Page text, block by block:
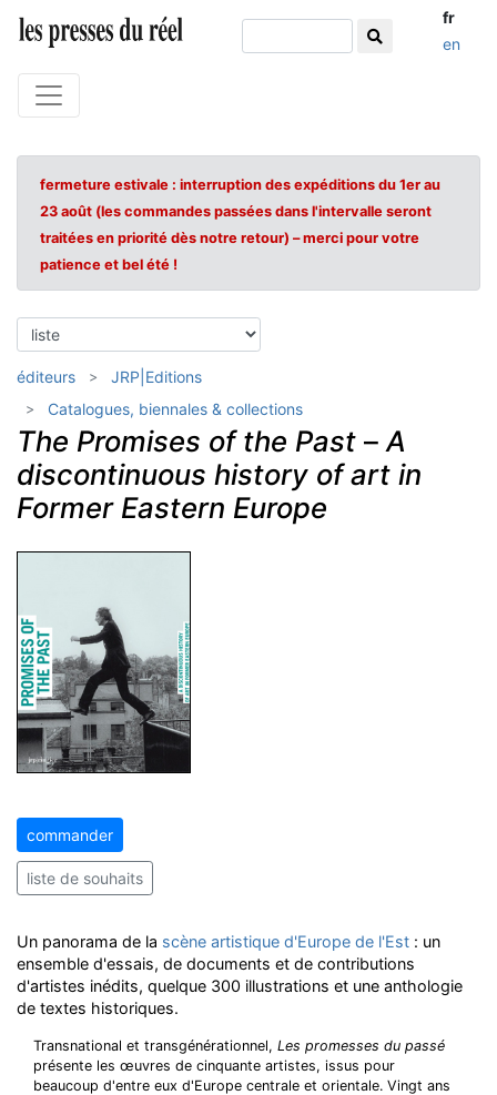
fr
en
fermeture estivale : interruption des expéditions du 1er au
23 août (les commandes passées dans l'intervalle seront
traitées en priorité dès notre retour) – merci pour votre
patience et bel été !
éditeurs
JRP|Editions
Catalogues, biennales & collections
The Promises of the Past – A
discontinuous history of art in
Former Eastern Europe
commander
liste de souhaits
Un panorama de la scène artistique d'Europe de l'Est : un
ensemble d'essais, de documents et de contributions
d'artistes inédits, quelque 300 illustrations et une anthologie
de textes historiques.
Transnational et transgénérationnel, Les promesses du passé
présente les œuvres de cinquante artistes, issus pour
beaucoup d'entre eux d'Europe centrale et orientale. Vingt ans